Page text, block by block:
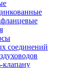
соединений
клапану